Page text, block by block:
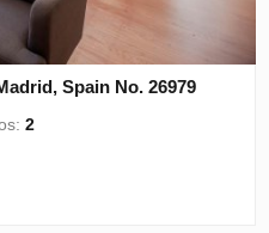
Spain No. 26979
2